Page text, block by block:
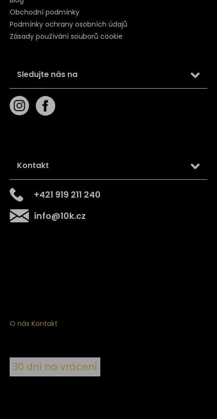
Obchodní podmínky
Podmínky ochrany osobních údajů
Zásady používání souborů cookie
Sledujte nás na
Kontakt
info@10k.cz
+421 919 211 240
O nás Kontakt
30 dní na vrácení